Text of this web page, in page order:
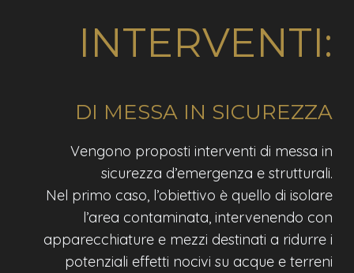
INTERVENTI:
DI MESSA IN SICUREZZA
Vengono proposti interventi di messa in
sicurezza d’emergenza e strutturali.
Nel primo caso, l’obiettivo è quello di isolare
l’area contaminata, intervenendo con
apparecchiature e mezzi destinati a ridurre i
potenziali effetti nocivi su acque e terreni